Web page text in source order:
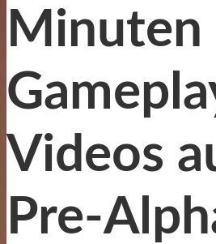
Minuten
Videos
Pre-